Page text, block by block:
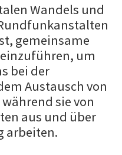
Wandels und
gemeinsame
um
bei der
Austausch von
sie von
aus und über
arbeiten.